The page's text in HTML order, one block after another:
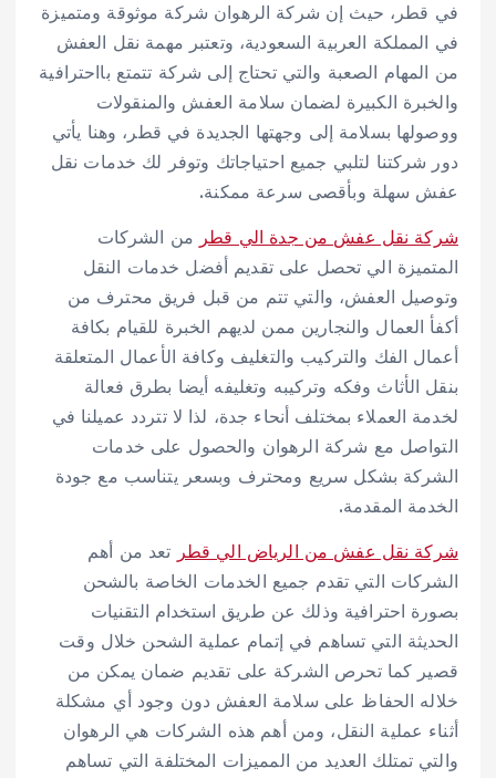
في قطر، حيث إن شركة الرهوان شركة موثوقة ومتميزة
في المملكة العربية السعودية، وتعتبر مهمة نقل العفش
من المهام الصعبة والتي تحتاج إلى شركة تتمتع بااحترافية
والخبرة الكبيرة لضمان سلامة العفش والمنقولات
ووصولها بسلامة إلى وجهتها الجديدة في قطر، وهنا يأتي
دور شركتنا لتلبي جميع احتياجاتك وتوفر لك خدمات نقل
عفش سهلة وبأقصى سرعة ممكنة.
شركة نقل عفش من جدة الي قطر من الشركات
المتميزة الي تحصل على تقديم أفضل خدمات النقل
وتوصيل العفش، والتي تتم من قبل فريق محترف من
أكفأ العمال والنجارين ممن لديهم الخبرة للقيام بكافة
أعمال الفك والتركيب والتغليف وكافة الأعمال المتعلقة
بنقل الأثاث وفكه وتركيبه وتغليفه أيضا بطرق فعالة
لخدمة العملاء بمختلف أنحاء جدة، لذا لا تتردد عميلنا في
التواصل مع شركة الرهوان والحصول على خدمات
الشركة بشكل سريع ومحترف وبسعر يتناسب مع جودة
الخدمة المقدمة.
شركة نقل عفش من الرياض الي قطر تعد من أهم
الشركات التي تقدم جميع الخدمات الخاصة بالشحن
بصورة احترافية وذلك عن طريق استخدام التقنيات
الحديثة التي تساهم في إتمام عملية الشحن خلال وقت
قصير كما تحرص الشركة على تقديم ضمان يمكن من
خلاله الحفاظ على سلامة العفش دون وجود أي مشكلة
أثناء عملية النقل، ومن أهم هذه الشركات هي الرهوان
والتي تمتلك العديد من المميزات المختلفة التي تساهم